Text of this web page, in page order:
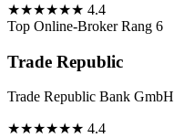
★★★★★★ 4.4
Top Online-Broker Rang 6
Trade Republic
Trade Republic Bank GmbH
★★★★★★ 4.4